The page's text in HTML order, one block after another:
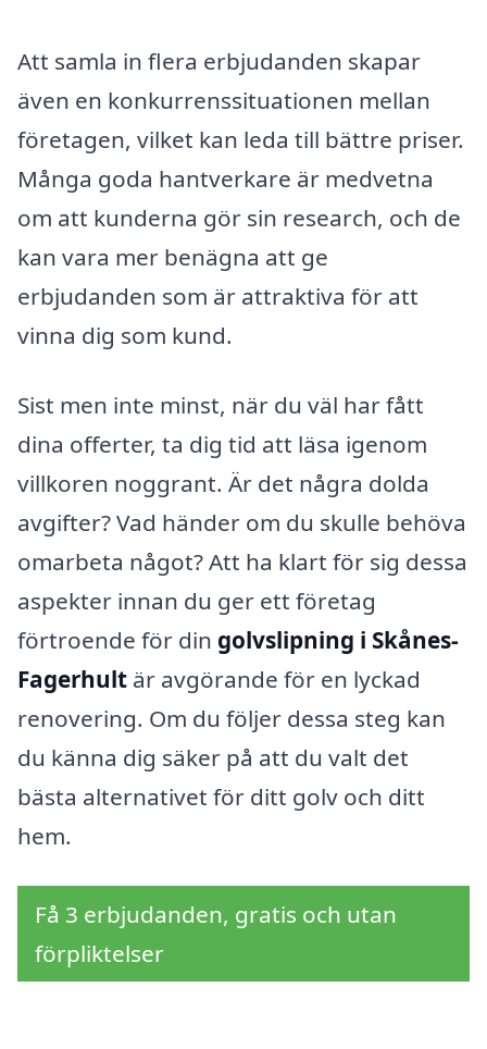
Att samla in flera erbjudanden skapar
även en konkurrenssituationen mellan
företagen, vilket kan leda till bättre priser.
Många goda hantverkare är medvetna
om att kunderna gör sin research, och de
kan vara mer benägna att ge
erbjudanden som är attraktiva för att
vinna dig som kund.
Sist men inte minst, när du väl har fått
dina offerter, ta dig tid att läsa igenom
villkoren noggrant. Är det några dolda
avgifter? Vad händer om du skulle behöva
omarbeta något? Att ha klart för sig dessa
aspekter innan du ger ett företag
förtroende för din golvslipning i Skånes-
Fagerhult är avgörande för en lyckad
renovering. Om du följer dessa steg kan
du känna dig säker på att du valt det
bästa alternativet för ditt golv och ditt
hem.
Få 3 erbjudanden, gratis och utan
förpliktelser